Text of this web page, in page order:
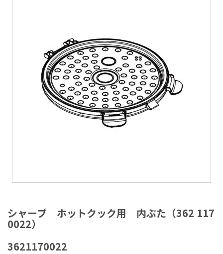
シャープ ホットクック用 内ぶた（362 117
0022）
3621170022
メ
ー
ジ
ャ